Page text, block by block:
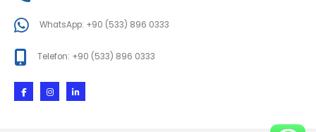
WhatsApp: +90 (533) 896 0333
Telefon: +90 (533) 896 0333